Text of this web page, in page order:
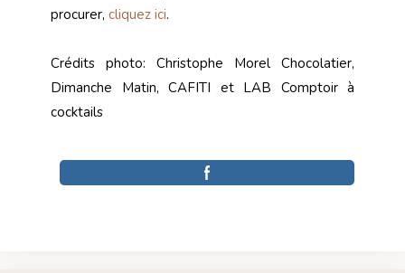
procurer, cliquez ici.
Crédits photo: Christophe Morel Chocolatier,
Dimanche Matin, CAFITI et LAB Comptoir à
cocktails